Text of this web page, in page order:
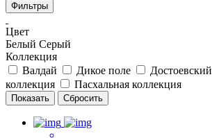
Фильтры
Цвет
Белый Серый
Коллекция
Валдай
Дикое поле Достоевский
коллекция
Пасхальная коллекция